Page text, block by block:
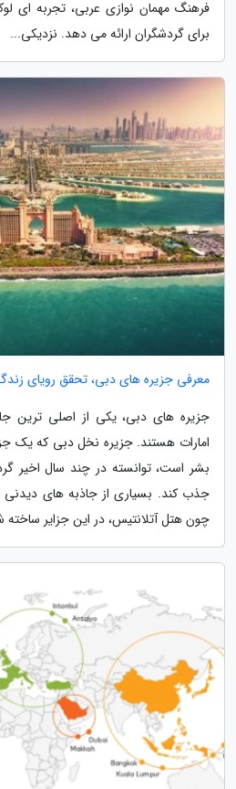
فرهنگ مهمان نوازی عربی، تجربه ای
برای گردشگران ارائه می دهد. نزدیکی...
معرفی جزیره های دبی، تحقق رویای
جزیره های دبی، یکی از اصلی ترین
امارات هستند. جزیره نخل دبی که
بشر است، توانسته در چند سال اخیر
جذب کند. بسیاری از جاذبه های
چون هتل آتلانتیس، در این جزایر ساخته